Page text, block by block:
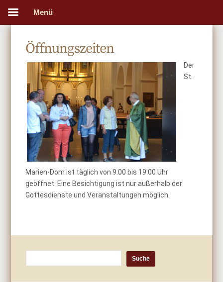
Öffnungszeiten
Der
St.
Marien-Dom ist täglich von 9.00 bis 19.00 Uhr
geöffnet. Eine Besichtigung ist nur außerhalb der
Gottesdienste und Veranstaltungen möglich.
Menü